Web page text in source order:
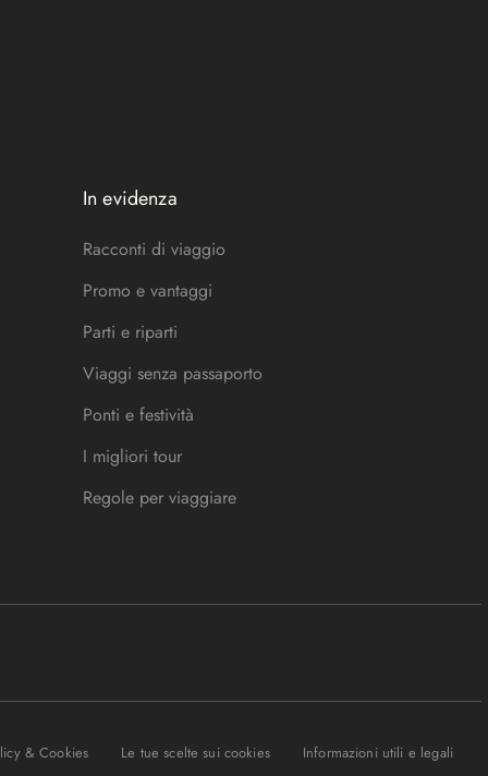
In evidenza
Racconti di viaggio
Promo e vantaggi
Parti e riparti
Viaggi senza passaporto
Ponti e festività
I migliori tour
Regole per viaggiare
& Cookies Le tue scelte sui cookies Informazioni utili e legali